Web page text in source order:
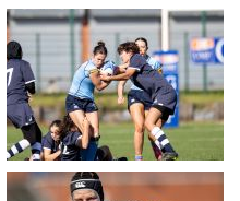
UERC
UERC